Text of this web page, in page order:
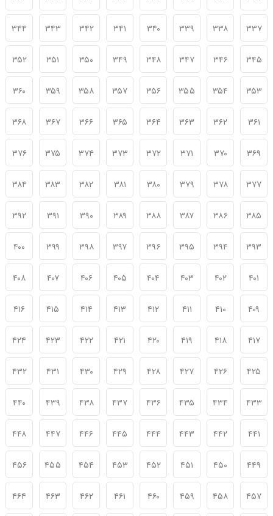
۳۳۷ ۳۳۸ ۳۳۹ ۳۴۰ ۳۴۱ ۳۴۲ ۳۴۳ ۳۴۴
۳۴۵ ۳۴۶ ۳۴۷ ۳۴۸ ۳۴۹ ۳۵۰ ۳۵۱ ۳۵۲
۳۵۳ ۳۵۴ ۳۵۵ ۳۵۶ ۳۵۷ ۳۵۸ ۳۵۹ ۳۶۰
۳۶۱ ۳۶۲ ۳۶۳ ۳۶۴ ۳۶۵ ۳۶۶ ۳۶۷ ۳۶۸
۳۶۹ ۳۷۰ ۳۷۱ ۳۷۲ ۳۷۳ ۳۷۴ ۳۷۵ ۳۷۶
۳۷۷ ۳۷۸ ۳۷۹ ۳۸۰ ۳۸۱ ۳۸۲ ۳۸۳ ۳۸۴
۳۸۵ ۳۸۶ ۳۸۷ ۳۸۸ ۳۸۹ ۳۹۰ ۳۹۱ ۳۹۲
۳۹۳ ۳۹۴ ۳۹۵ ۳۹۶ ۳۹۷ ۳۹۸ ۳۹۹ ۴۰۰
۴۰۱ ۴۰۲ ۴۰۳ ۴۰۴ ۴۰۵ ۴۰۶ ۴۰۷ ۴۰۸
۴۰۹ ۴۱۰ ۴۱۱ ۴۱۲ ۴۱۳ ۴۱۴ ۴۱۵ ۴۱۶
۴۱۷ ۴۱۸ ۴۱۹ ۴۲۰ ۴۲۱ ۴۲۲ ۴۲۳ ۴۲۴
۴۲۵ ۴۲۶ ۴۲۷ ۴۲۸ ۴۲۹ ۴۳۰ ۴۳۱ ۴۳۲
۴۳۳ ۴۳۴ ۴۳۵ ۴۳۶ ۴۳۷ ۴۳۸ ۴۳۹ ۴۴۰
۴۴۱ ۴۴۲ ۴۴۳ ۴۴۴ ۴۴۵ ۴۴۶ ۴۴۷ ۴۴۸
۴۴۹ ۴۵۰ ۴۵۱ ۴۵۲ ۴۵۳ ۴۵۴ ۴۵۵ ۴۵۶
۴۵۷ ۴۵۸ ۴۵۹ ۴۶۰ ۴۶۱ ۴۶۲ ۴۶۳ ۴۶۴